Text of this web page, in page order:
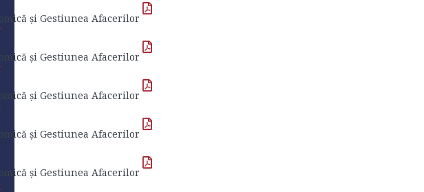
și Gestiunea Afacerilor
și Gestiunea Afacerilor
și Gestiunea Afacerilor
și Gestiunea Afacerilor
și Gestiunea Afacerilor